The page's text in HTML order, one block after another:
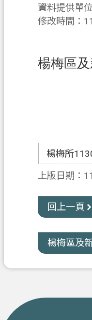
資料提供單
修改時間：
楊梅區
楊梅所
上版日期：
回上一頁
楊梅區及